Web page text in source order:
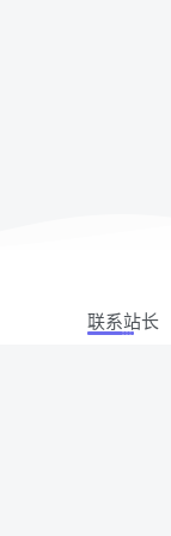
联系站长